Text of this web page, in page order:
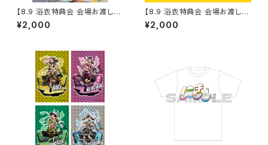
【8.9 浴衣特典会 会場お渡し限
定】らく 浴衣ポートレート ※発
送はいたしません
¥2,000
【8.9 浴衣特典会 会場お渡し限
定】らく 2shotチェキ撮影券
※発送はいたしません
¥2,000